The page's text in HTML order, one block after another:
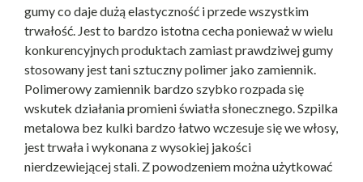
gumy co daje dużą elastyczność i przede wszystkim
trwałość. Jest to bardzo istotna cecha ponieważ w wielu
konkurencyjnych produktach zamiast prawdziwej gumy
stosowany jest tani sztuczny polimer jako zamiennik.
Polimerowy zamiennik bardzo szybko rozpada się
wskutek działania promieni światła słonecznego. Szpilka
metalowa bez kulki bardzo łatwo wczesuje się we włosy,
jest trwała i wykonana z wysokiej jakości
nierdzewiejącej stali. Z powodzeniem można użytkować